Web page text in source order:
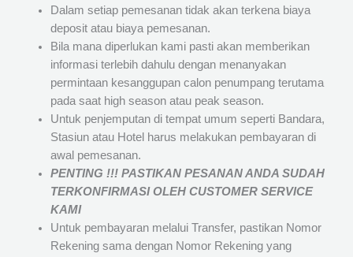
Dalam setiap pemesanan tidak akan terkena biaya
deposit atau biaya pemesanan.
Bila mana diperlukan kami pasti akan memberikan
informasi terlebih dahulu dengan menanyakan
permintaan kesanggupan calon penumpang terutama
pada saat high season atau peak season.
Untuk penjemputan di tempat umum seperti Bandara,
Stasiun atau Hotel harus melakukan pembayaran di
awal pemesanan.
PENTING !!! PASTIKAN PESANAN ANDA SUDAH
TERKONFIRMASI OLEH CUSTOMER SERVICE
KAMI
Untuk pembayaran melalui Transfer, pastikan Nomor
Rekening sama dengan Nomor Rekening yang